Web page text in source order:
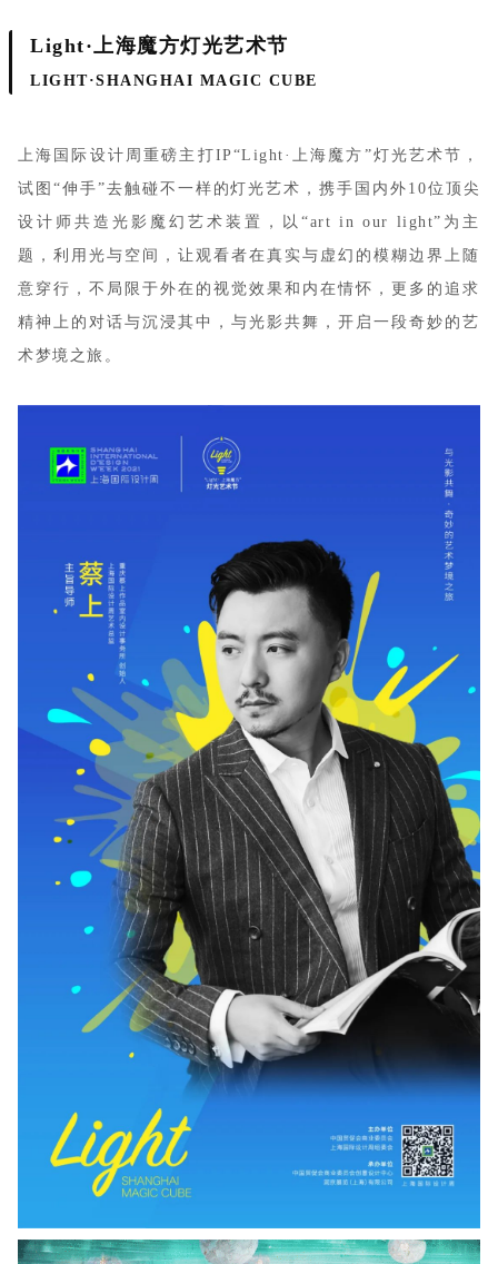
Light·上海魔方灯光艺术节
LIGHT·SHANGHAI MAGIC CUBE
上海国际设计周重磅主打IP“Light·上海魔方”灯光艺术节，
试图“伸手”去触碰不一样的灯光艺术，携手国内外10位顶尖
设计师共造光影魔幻艺术装置，以“art in our light”为主
题，利用光与空间，让观看者在真实与虚幻的模糊边界上随
意穿行，不局限于外在的视觉效果和内在情怀，更多的追求
精神上的对话与沉浸其中，与光影共舞，开启一段奇妙的艺
术梦境之旅。